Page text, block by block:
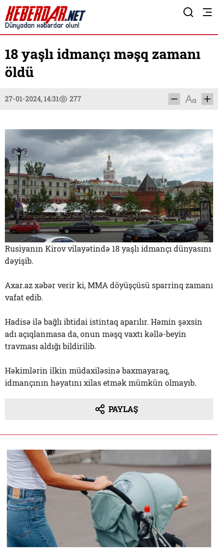
18 yaşlı idmançı məşq zamanı
öldü
27-01-2024, 14:31 277
Rusiyanın Kirov vilayətində 18 yaşlı idmançı dünyasını
dəyişib.
Axar.az xəbər verir ki, MMA döyüşçüsü sparrinq zamanı
vafat edib.
Hadisə ilə bağlı ibtidai istintaq aparılır. Həmin şəxsin
adı açıqlanmasa da, onun məşq vaxtı kəllə-beyin
travması aldığı bildirilib.
Həkimlərin ilkin müdaxiləsinə baxmayaraq,
idmançının həyatını xilas etmək mümkün olmayıb.
PAYLAŞ